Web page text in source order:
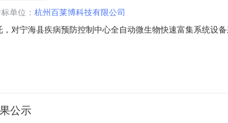
单位： 杭州百莱博科技有限公司
对宁海县疾病预防控制中心全自动微生物快速富集系统设
集系统设备采购项目1项270000元杭州百莱博科技有限公
公示